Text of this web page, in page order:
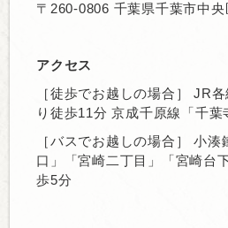
〒260-0806 千葉県千葉市中
アクセス
［徒歩でお越しの場合］ JR
り徒歩11分 京成千原線「千
［バスでお越しの場合］ 小湊
口」「宮崎二丁目」「宮崎台
歩5分